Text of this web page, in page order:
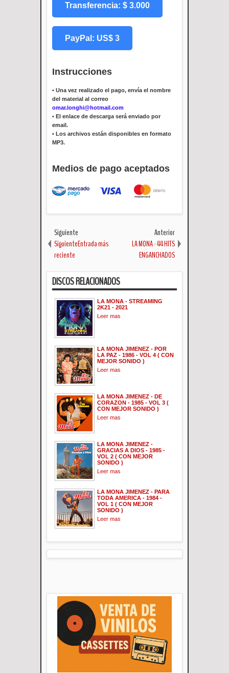
Transferencia: $ 3.000
PayPal: US$ 3
Instrucciones
• Una vez realizado el pago, envía el nombre
del material al correo
omar.longhi@hotmail.com
• El enlace de descarga será enviado por
email.
• Los archivos están disponibles en formato
MP3.
Medios de pago aceptados
Siguiente
SiguienteEntrada más
reciente
Anterior
LA MONA - 44 HITS
ENGANCHADOS
DISCOS RELACIONADOS
LA MONA - STREAMING
2K21 - 2021
Leer mas
LA MONA JIMENEZ - POR
LA PAZ - 1986 - VOL 4 ( CON
MEJOR SONIDO )
Leer mas
LA MONA JIMENEZ - DE
CORAZON - 1985 - VOL 3 (
CON MEJOR SONIDO )
Leer mas
LA MONA JIMENEZ -
GRACIAS A DIOS - 1985 -
VOL 2 ( CON MEJOR
SONIDO )
Leer mas
LA MONA JIMENEZ - PARA
TODA AMERICA - 1984 -
VOL 1 ( CON MEJOR
SONIDO )
Leer mas